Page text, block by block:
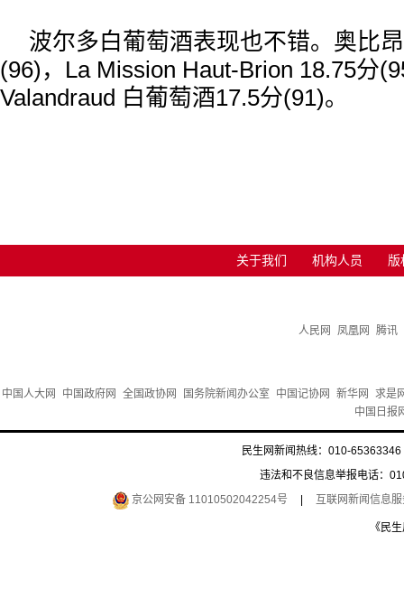
波尔多白葡萄酒表现也不错。奥比
(96)，La Mission Haut-Brion 18.75分
Valandraud 白葡萄酒17.5分(91)。
关于我们 机构人员 版
人民网 凤凰网 腾讯
中国人大网 中国政府网 全国政协网 国务院新闻办公室 中国记协网 新华网
求是
中国日报
民生网新闻热线：010-
违法和不良信息举报电话：
京公网安备 11010502042254号
互联网新闻信息
《民